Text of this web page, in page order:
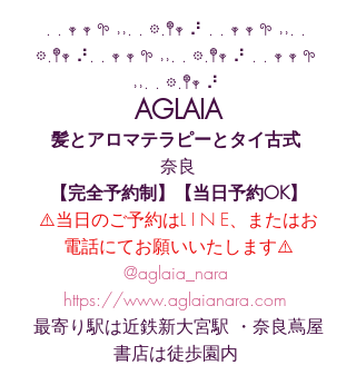
. . 𖥧 𖥧 𖧧 ˒˒. . 𖡼.𖤣𖥧 ⠜ . . 𖥧 𖥧 𖧧 ˒˒. .
𖡼.𖤣𖥧 ⠜. . 𖥧 𖥧 𖧧 ˒˒. . 𖡼.𖤣𖥧 ⠜ . . 𖥧 𖥧 𖧧
˒˒. . 𖡼.𖤣𖥧 ⠜
AGLAIA
髪とアロマテラピーとタイ古式
奈良
【完全予約制】【当日予約OK】
⚠️当日のご予約はL I N E、またはお
電話にてお願いいたします⚠️
@aglaia_nara
https://www.aglaianara.com
最寄り駅は近鉄新大宮駅 ・奈良蔦屋
書店は徒歩園内